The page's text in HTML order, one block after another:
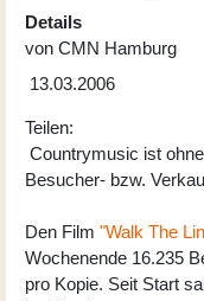
Details
von CMN Hamburg
13.03.2006
Teilen:
Countrymusic ist
Besucher- bzw.
Den Film "Walk The
Wochenende 16.235
pro Kopie. Seit Start